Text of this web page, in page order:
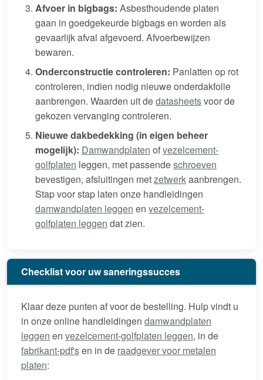
Afvoer in bigbags: Asbesthoudende platen
gaan in goedgekeurde bigbags en worden als
gevaarlijk afval afgevoerd. Afvoerbewijzen
bewaren.
Onderconstructie controleren: Panlatten op rot
controleren, indien nodig nieuwe onderdakfolie
aanbrengen. Waarden uit dedatasheetsvoor de
gekozen vervanging controleren.
Nieuwe dakbedekking (in eigen beheer
mogelijk): Damwandplaten ofvezelcement-
golfplaten leggen, met passendeschroeven
bevestigen, afsluitingen metzetwerkaanbrengen.
Stap voor stap laten onze handleidingen
damwandplaten leggen en vezelcement-
golfplaten leggen dat zien.
Checklist voor uw saneringssucces
Klaar deze punten af voor de bestelling. Hulp vindt u
in onze online handleidingen damwandplaten
leggen en vezelcement-golfplaten leggen, in de
fabrikant-pdf'sen in de raadgever voor metalen
platen: